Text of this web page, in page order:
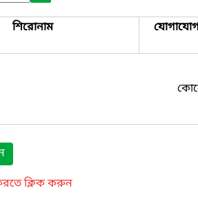
শিরোনাম
ক্লিক করুন